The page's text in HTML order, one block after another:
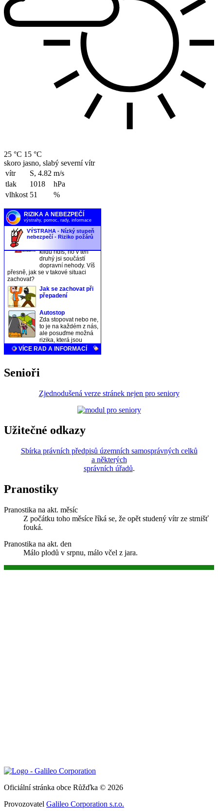
25 °C 15 °C
skoro jasno, slabý severní vítr
vítr
S, 4.82 m/s
tlak
1018
hPa
vlhkost 51 %
Senioři
Zjednodušená verze stránek nejen pro seniory
Užitečné odkazy
Sbírka právních předpisů územních samosprávných celků
a některých
správních úřadů.
Pranostiky
Pranostika na akt. měsíc
Z počátku toho měsíce říká se, že opět studený vítr ze strnišť
fouká.
Pranostika na akt. den
Málo plodů v srpnu, málo včel z jara.
Oficiální stránka obce Růžďka © 2026
Provozovatel Galileo Corporation s.r.o.